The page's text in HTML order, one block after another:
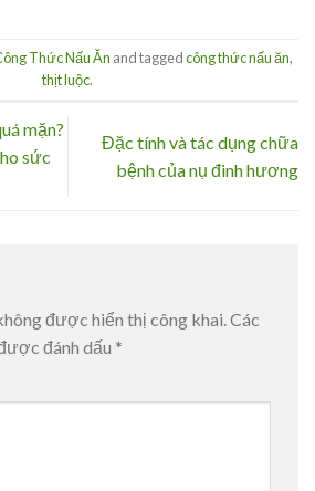
Thức Nấu Ăn and taggedcông thức nấu ăn,
thịt luộc.
mặn?
sức
Đặc tính và tác dụng chữa
bệnh của nụ đinh hương
được hiển thị công khai. Các
đánh dấu *